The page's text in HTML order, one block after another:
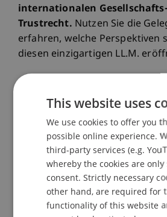
internationalen
Trustrecht. Nutzen Sie die
erfahren, welche Perspektiven
diesen einzigartigen LL.M.
Warum dieser Studiengang
Liechtenstein, die D-A-CH-
angloamerikanischen
rechtsvergleichendes und
Wissen
Interdisziplinärer Ansatz,
grenzüberschreitenden
This website uses
We use cookies to offer you
possible online experience.
third-party services (e.g.
whereby the cookies are
consent. Strictly necessary
other hand, are required for
functionality of this website